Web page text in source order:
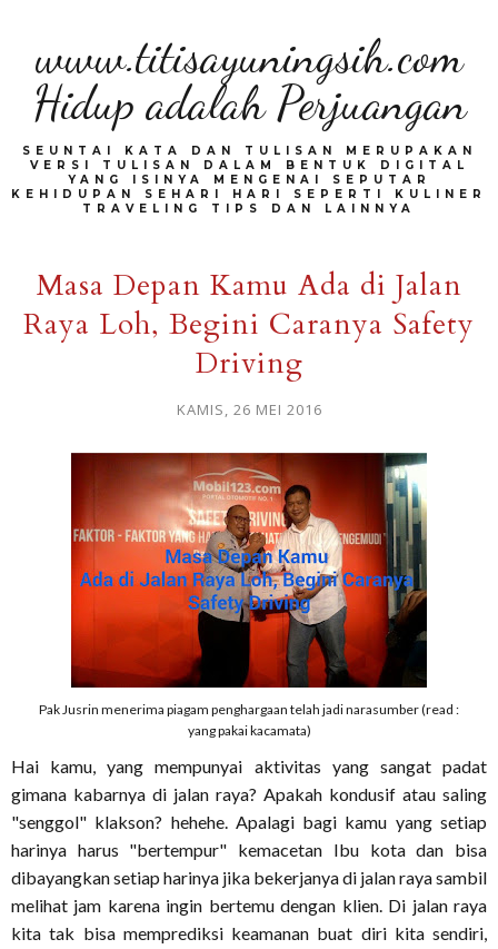
www.titisayuningsih.com
Hidup adalah Perjuangan
SEUNTAI KATA DAN TULISAN MERUPAKAN
VERSI TULISAN DALAM BENTUK DIGITAL
YANG ISINYA MENGENAI SEPUTAR
KEHIDUPAN SEHARI HARI SEPERTI KULINER
TRAVELING TIPS DAN LAINNYA
Masa Depan Kamu Ada di Jalan
Raya Loh, Begini Caranya Safety
Driving
KAMIS, 26 MEI 2016
Pak Jusrin menerima piagam penghargaan telah jadi narasumber (read :
yang pakai kacamata)
Hai kamu, yang mempunyai aktivitas yang sangat padat
gimana kabarnya di jalan raya? Apakah kondusif atau saling
"senggol" klakson? hehehe. Apalagi bagi kamu yang setiap
harinya harus "bertempur" kemacetan Ibu kota dan bisa
dibayangkan setiap harinya jika bekerjanya di jalan raya sambil
melihat jam karena ingin bertemu dengan klien. Di jalan raya
kita tak bisa memprediksi keamanan buat diri kita sendiri,